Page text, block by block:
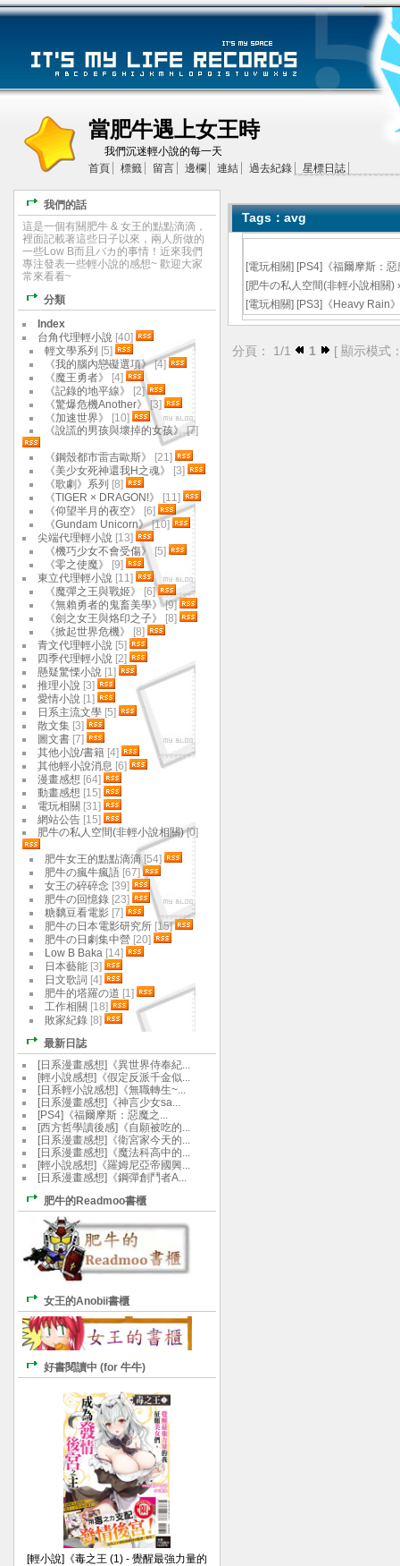
當肥牛遇上女王時
我們沉迷輕小說的每一天
首頁
標籤 留言 邊欄 連結 過去紀錄 星標日誌
Tags：avg
[電玩相關] [PS4]《福爾摩斯：
[肥牛の私人空間(非輕小說相關)
[電玩相關] [PS3]《Heavy Rain
分頁： 1/1 1 [ 顯示模式
我們的話
這是一個有關肥牛 & 女王的點點滴滴，
裡面記載著這些日子以來，兩人所做的
一些Low B而且バカ的事情！近來我們
專注發表一些輕小說的感想~ 歡迎大家
常來看看~
分類
Index
台角代理輕小說 [40]
輕文學系列 [5]
《我的腦內戀礙選項》[4]
《魔王勇者》
[4]
《記錄的地平線》
[2]
《驚爆危機Another》[3]
《加速世界》
[10]
《說謊的男孩與壞掉的女孩》[7]
《鋼殼都市雷吉歐斯》
[21]
《美少女死神還我H之魂》
[3]
《歌劇》系列 [8]
《TIGER × DRAGON!》
[11]
《仰望半月的夜空》
[6]
《Gundam Unicorn》[10]
尖端代理輕小說 [13]
《機巧少女不會受傷》
[5]
《零之使魔》
[9]
東立代理輕小說 [11]
《魔彈之王與戰姬》
[6]
《無賴勇者的鬼畜美學》[9]
《劍之女王與烙印之子》
[8]
《掀起世界危機》
[8]
青文代理輕小說 [5]
四季代理輕小說 [2]
懸疑驚慄小說 [1]
推理小說 [3]
愛情小說 [1]
日系主流文學 [5]
散文集 [3]
圖文書 [7]
其他小說/書籍 [4]
其他輕小說消息 [6]
漫畫感想 [64]
動畫感想 [15]
電玩相關 [31]
網站公告 [15]
肥牛の私人空間(非輕小說相關)[0]
肥牛女王的點點滴滴[54]
肥牛の瘋牛瘋語 [67]
女王の碎碎念 [39]
肥牛の回憶錄 [23]
糖黐豆看電影 [7]
肥牛の日本電影研究所 [15]
肥牛の日劇集中營 [20]
Low B Baka [14]
日本藝能 [3]
日文歌詞 [4]
肥牛的塔羅の道 [1]
工作相關 [18]
敗家紀錄 [8]
最新日誌
[日系漫畫感想]《異世界侍奉紀...
[輕小說感想]《假定反派千金似...
[日系輕小說感想]《無職轉生~...
[日系漫畫感想]《神言少女sa...
[PS4]《福爾摩斯：惡魔之...
[西方哲學讀後感]《自願被吃的...
[日系漫畫感想]《衛宮家今天的...
[日系漫畫感想]《魔法科高中的...
[輕小說感想]《羅姆尼亞帝國興...
[日系漫畫感想]《鋼彈創鬥者A...
肥牛的Readmoo書櫃
女王的Anobii書櫃
好書閱讀中 (for 牛牛)
[輕小說]《毒之王 (1) - 覺醒最強力量的